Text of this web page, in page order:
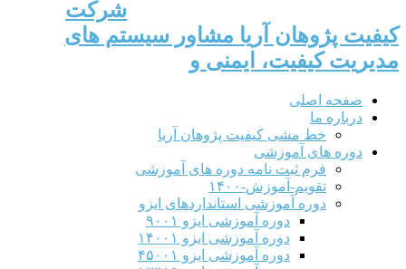
شرکت
کیفیت پژوهان آریا مشاور سیستم های
مدیریت کیفیت، ایمنی و
صفحه اصلی
درباره ما
خط مشی کیفیت پژوهان آریا
دوره های آموزشی
فرم ثبت نامه دوره های آموزشی
تقویم-آموزش-۱۴۰۰
دوره آموزشی استانداردهای ایزو
دوره آموزشی ایزو ۹۰۰۱
دوره آموزشی ایزو ۱۴۰۰۱
دوره آموزشی ایزو ۴۵۰۰۱